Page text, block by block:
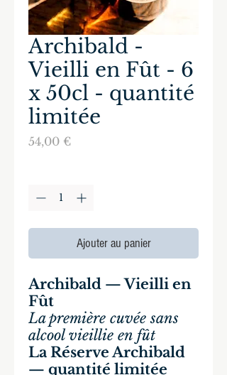
Archibald -
Vieilli en Fût - 6
x 50cl - quantité
limitée
54,00 €Prix
Ajouter au panier
Archibald — Vieilli en
Fût
La première cuvée sans
alcool vieillie en fût
La Réserve Archibald
— quantité limitée